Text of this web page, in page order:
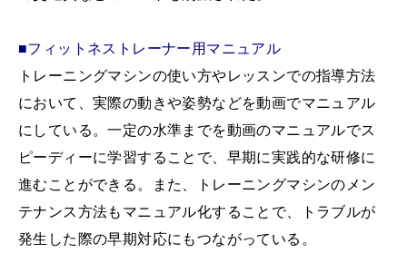
■フィットネストレーナー用マニュアル
トレーニングマシンの使い方やレッスンでの指導方法
において、実際の動きや姿勢などを動画でマニュアル
にしている。一定の水準までを動画のマニュアルでス
ピーディーに学習することで、早期に実践的な研修に
進むことができる。また、トレーニングマシンのメン
テナンス方法もマニュアル化することで、トラブルが
発生した際の早期対応にもつながっている。